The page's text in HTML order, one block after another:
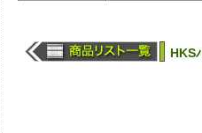
HKS